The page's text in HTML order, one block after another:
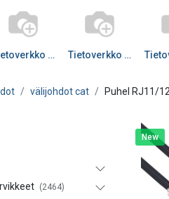
Tietoverkko välij CAT6 Tietoverkko välij CAT6A
välijohdot cat Puhel RJ11/
(2464)
New